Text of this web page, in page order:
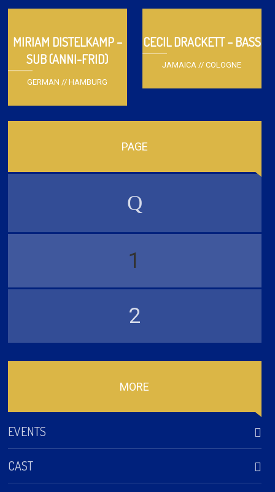
MIRIAM DISTELKAMP –
SUB (ANNI-FRID)
GERMAN // HAMBURG
CECIL DRACKETT – BASS
JAMAICA // COLOGNE
PAGE
1
2
MORE
EVENTS
2026-08-08 Hofgut Domäne
CAST